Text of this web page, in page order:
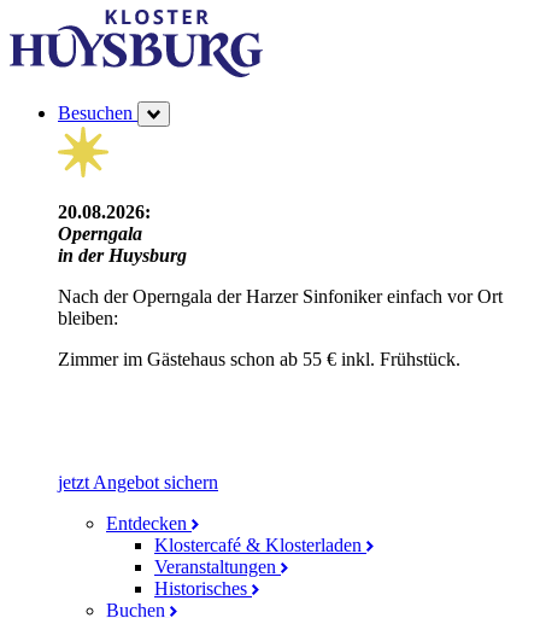
Besuchen
20.08.2026:
Operngala
in der Huysburg
Nach der Operngala der Harzer Sinfoniker einfach vor Ort
bleiben:
Zimmer im Gästehaus schon ab 55 € inkl. Frühstück.
jetzt Angebot sichern
Entdecken
Klostercafé & Klosterladen
Veranstaltungen
Historisches
Buchen